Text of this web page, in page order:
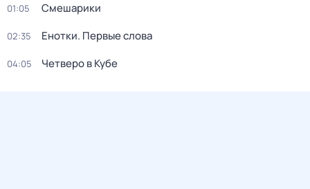
01:05 Смешарики
02:35 Енотки. Первые слова
04:05 Четверо в Кубе